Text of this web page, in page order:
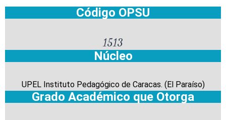
Código OPSU
1513
Núcleo
UPEL Instituto Pedagógico de Caracas. (El Paraíso)
Grado Académico que Otorga